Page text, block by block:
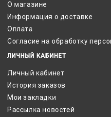
О магазине
Информация о доставке
Оплата
Согласие на обработку
ЛИЧНЫЙ КАБИНЕТ
Личный кабинет
История заказов
Мои закладки
Рассылка новостей